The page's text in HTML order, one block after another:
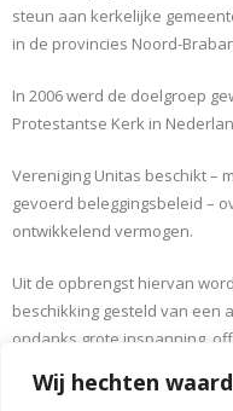
Wij hechten
steun aan kerkelijke
in de provincies Noord-
In 2006 werd de doelgroep
Protestantse Kerk in
Vereniging Unitas beschikt –
gevoerd beleggingsbeleid –
ontwikkelend vermogen.
Uit de opbrengst hiervan
beschikking gesteld van een
ondanks grote inspanning,
om bijvoorbeeld groot